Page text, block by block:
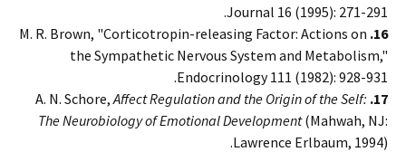
Journal 16 (1995): 271-291.
16.
M. R. Brown, "Corticotropin-releasing Factor: Actions on
the Sympathetic Nervous System and Metabolism,"
Endocrinology 111 (1982): 928-931.
17.
Affect Regulation and the Origin of the Self:
The Neurobiology of Emotional Development(Mahwah, NJ:
Lawrence Erlbaum, 1994).